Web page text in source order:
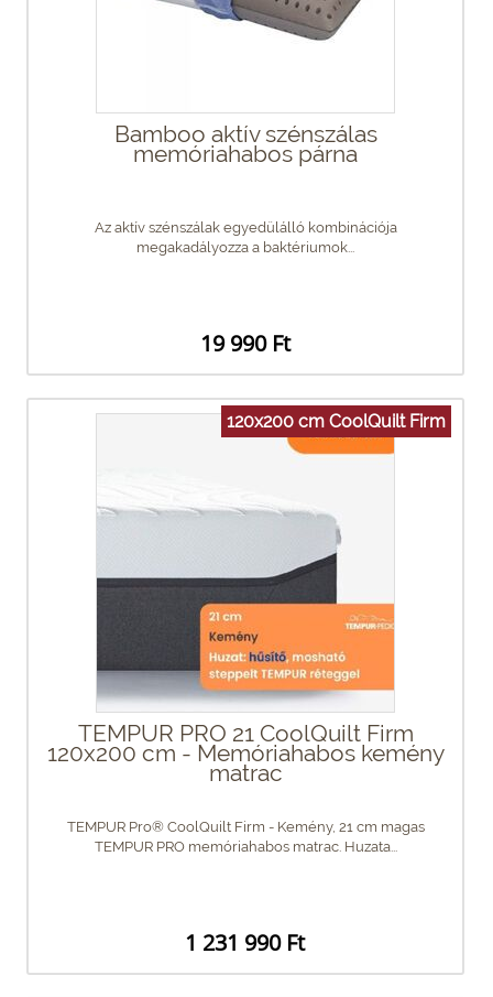
Bamboo aktív szénszálas
memóriahabos párna
Az aktív szénszálak egyedülálló kombinációja
megakadályozza a baktériumok...
19 990 Ft
120x200 cm CoolQuilt Firm
TEMPUR PRO 21 CoolQuilt Firm
120x200 cm - Memóriahabos kemény
matrac
TEMPUR Pro® CoolQuilt Firm - Kemény, 21 cm magas
TEMPUR PRO memóriahabos matrac. Huzata...
1 231 990 Ft